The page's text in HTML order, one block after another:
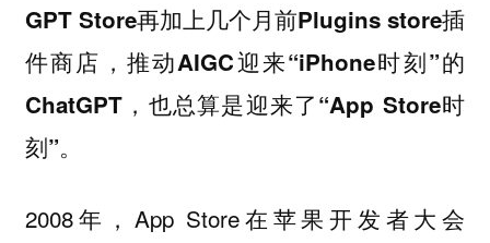
GPT Store再加上几个月前Plugins store插
件商店，推动AIGC迎来“iPhone时刻”的
ChatGPT，也总算是迎来了“App Store时
刻”。
2008年，App Store在苹果开发者大会